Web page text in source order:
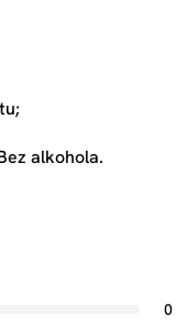
alkohola.
0